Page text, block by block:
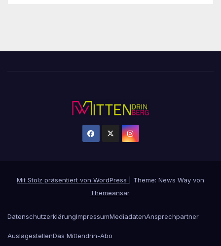
Mit Stolz präsentiert von WordPress
Theme: News Way von
Themeansar.
DatenschutzerklärungImpressumMediadatenAnsprechpartner
AuslagestellenDas Mittendrin-Abo